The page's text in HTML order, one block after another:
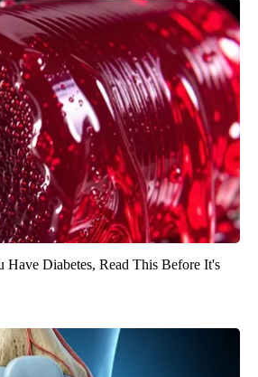
Have Diabetes, Read This Before It's